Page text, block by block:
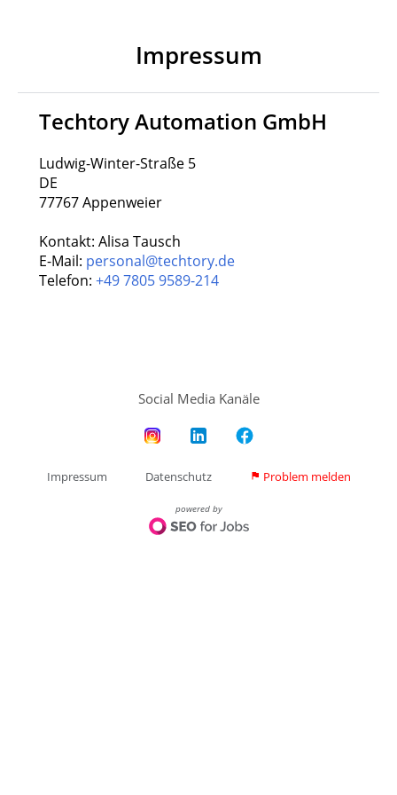
Impressum
Techtory Automation GmbH
Ludwig-Winter-Straße 5
DE
77767 Appenweier
Kontakt: Alisa Tausch
E-Mail: personal@techtory.de
Telefon: +49 7805 9589-214
Social Media Kanäle
Impressum Datenschutz flag Problem melden